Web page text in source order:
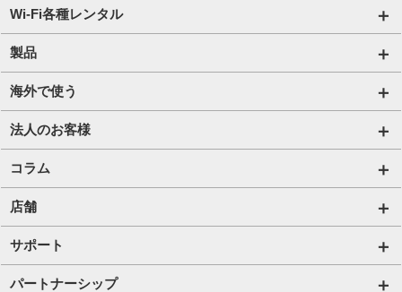
国内通信SIM一覧
自由自在2.0プラン
ビタッ！プラン
販売終了したプラン
Wi-Fi各種レンタル
法人のお客様トップページ
海外短期レンタル HIS Wi-Fi
国内外長期レンタル HIS Wi-Fi PLUS+
携帯レンタル
製品
オンラインショップ
HIS Mobileケア
海外で使う
海外通信一覧
海外短期レンタル HIS Wi-Fi
国内外長期レンタル HIS Wi-Fi PLUS+
プリペイドSIM
法人のお客様
サービス一覧【法人】
格安SIM【法人】
ご利用開始の流れ【法人】
コラム
コラムTOP
格安SIMに関する記事
店舗
HISモバイル取扱店舗
サポート
サポートトップページ
パートナーシップ